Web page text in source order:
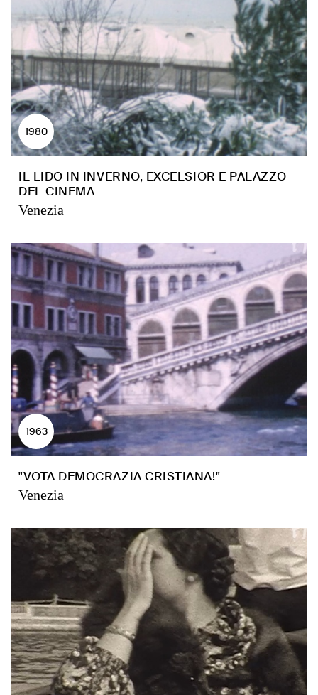
1980
IL LIDO IN INVERNO, EXCELSIOR E PALAZZO
DEL CINEMA
Venezia
1963
"VOTA DEMOCRAZIA CRISTIANA!"
Venezia